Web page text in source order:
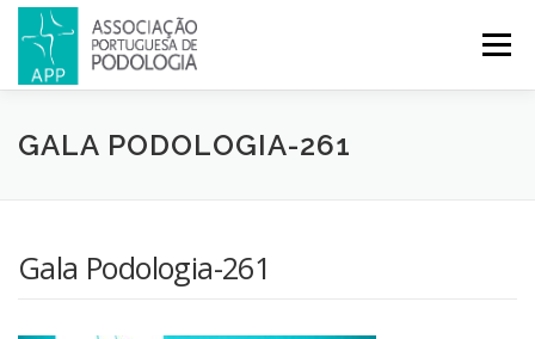
Menu
APP PODOLOGIA LICENCIATURA EM PODOLOGIA
GALA PODOLOGIA-261
Gala Podologia-261